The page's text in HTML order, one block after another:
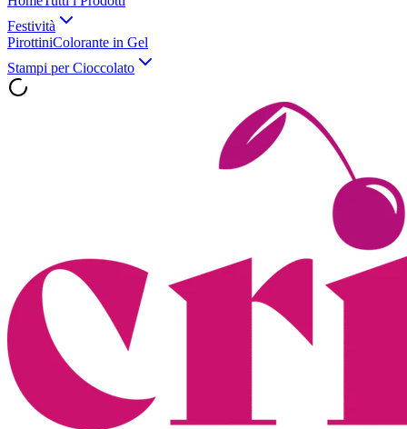
Festività
PirottiniColorante in Gel
Stampi per Cioccolato